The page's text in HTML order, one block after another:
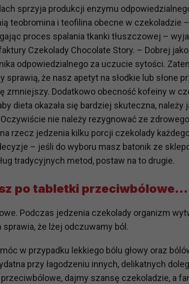
sprzyja produkcji enzymu
teobromina i teofilina obecne w czekoladzie
proces spalania tkanki tłuszczowej –
Czekolady Chocolate Story. – Dobrej
odpowiedzialnego za uczucie sytości.
sprawią, że nasz apetyt na słodkie lub słone
zmniejszy. Dodatkowo obecność kofeiny w
dieta okazała się bardziej skuteczna,
nie należy rezygnować ze
rzecz jedzenia kilku porcji czekolady
– jeśli do wyboru masz batonik ze
tradycyjnych metod, postaw na to drugie.
po tabletki przeciwbólowe…
Podczas jedzenia czekolady organizm
że lżej odczuwamy ból.
w przypadku lekkiego bólu głowy oraz
przy łagodzeniu innych, delikatnych
dajmy szansę czekoladzie, a
przekazać dane?
prawem Twoje dane możemy
marketingowym, podwykonawcom naszych usług
prawa np. sądy lub organy ścigania –
też wspomnieć, że na większości stron
prawa w stosunku do Twoich danych?
innymi prawo do żądania dostępu do danych,
zgodę na przetwarzanie danych osobowych,
tutaj.
Twoich danych musi być oparte na
przetwarzania Twoich danych w celu
ich i udoskonalania oraz zapewniania ich
są zazwyczaj regulaminy lub podobne
statystycznych i marketingu własnego